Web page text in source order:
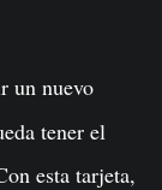
un nuevo
tener el
esta tarjeta,